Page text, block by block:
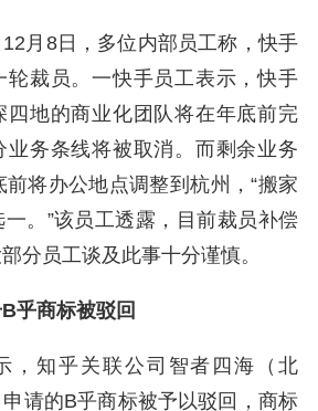
月8日，多位内部员工称，快手
轮裁员。一快手员工表示，快手
四地的商业化团队将在年底前完
业务条线将被取消。而剩余业务
将办公地点调整到杭州，“搬家
。”该员工透露，目前裁员补偿
分员工谈及此事十分谨慎。
乎商标被驳回
，知乎关联公司智者四海（北
请的B乎商标被予以驳回，商标